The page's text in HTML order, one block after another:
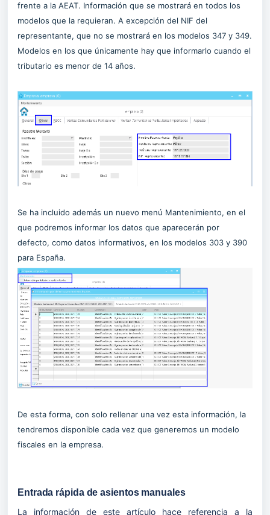
frente a la AEAT. Información que se mostrará en todos los
modelos que la requieran. A excepción del NIF del
representante, que no se mostrará en los modelos 347 y 349.
Modelos en los que únicamente hay que informarlo cuando el
tributario es menor de 14 años.
Se ha incluido además un nuevo menú Mantenimiento, en el
que podremos informar los datos que aparecerán por
defecto, como datos informativos, en los modelos 303 y 390
para España.
De esta forma, con solo rellenar una vez esta información, la
tendremos disponible cada vez que generemos un modelo
fiscales en la empresa.
Entrada rápida de asientos manuales
La información de este artículo hace referencia a la